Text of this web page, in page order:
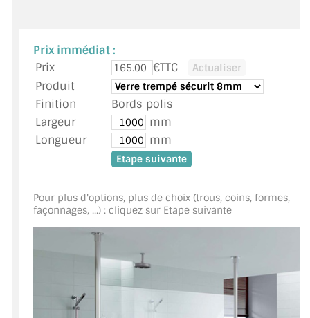
LOTS DE MIROIRS EN MOZAÏQUE
MIROIR POUR PORTE
MIROIR DE SALLE DE BAIN
MIROIR PAROI DE DOUCHE
MIROIR POUR SALLE DE DANSE
MIROIR ENCADRÉ
VERRE SUR MESURE
Prix immédiat :
Prix
€TTC
Produit
Finition
Bords polis
Largeur
mm
Longueur
mm
Pour plus d'options, plus de choix (trous, coins, formes,
façonnages, ...) : cliquez sur Etape suivante